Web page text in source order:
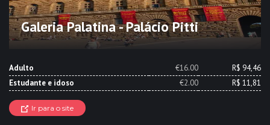
Galeria Palatina - Palácio Pitti
Adulto €16.00
R$ 94,46
Estudante e idoso
€2.00 R$ 11,81
Ir para o site